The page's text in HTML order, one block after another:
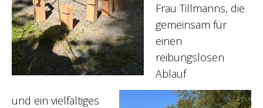
Frau Tillmanns, die
gemeinsam für
einen
reibungslosen
Ablauf
und ein vielfältiges